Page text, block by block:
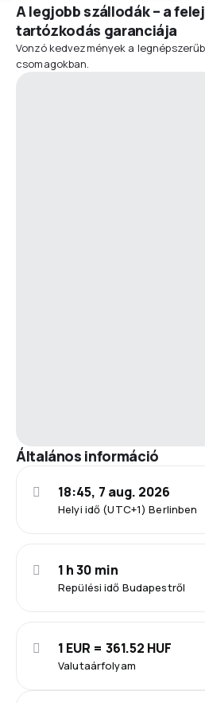
A legjobb szállodák – a
tartózkodás garanciája
Vonzó kedvezmények a
csomagokban.
Általános információ
Helyi idő (UTC+1) Berlinben
18:45, 7 aug. 2026
Repülési idő Budapestről
1 h 30 min
Valutaárfolyam
1 EUR = 361.52 HUF